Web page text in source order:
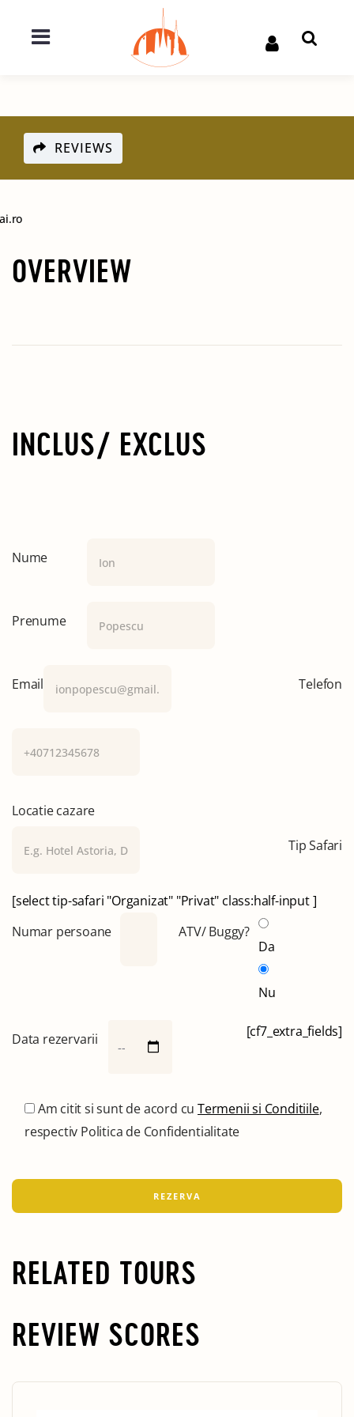
REVIEWS
OVERVIEW
INCLUS/ EXCLUS
Nume
Prenume
Email Telefon
Locatie cazare
Tip Safari
[select tip-safari "Organizat" "Privat" class:half-input ]
Numar persoane
ATV/ Buggy?
Da
Nu
Data rezervarii [cf7_extra_fields]
Am citit si sunt de acord cuTermenii si Conditiile,
respectiv Politica de Confidentialitate
RELATED TOURS
REVIEW SCORES